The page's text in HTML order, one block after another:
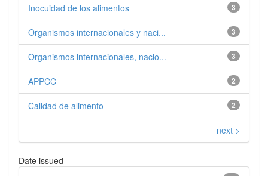
3
Inocuidad de los alimentos
3
Organismos internacionales y naci...
3
Organismos internacionales, nacio...
2
APPCC
2
Calidad de alimento
next >
Date issued